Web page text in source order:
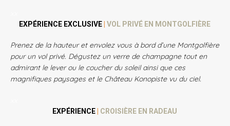
EXPÉRIENCE EXCLUSIVE |VOL PRIVÉ EN MONTGOLFIÈRE
Prenez de la hauteur et envolez vous à bord d’une Montgolfière
pour un vol privé. Dégustez un verre de champagne tout en
admirant le lever ou le coucher du soleil ainsi que ces
magnifiques paysages et le Château Konopiste vu du ciel.
EXPÉRIENCE CROISIÈRE EN RADEAU